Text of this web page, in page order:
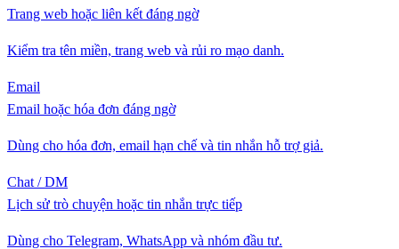
Trang web hoặc liên kết đáng ngờ
Kiểm tra tên miền, trang web và rủi ro mạo danh.
Email
Email hoặc hóa đơn đáng ngờ
Dùng cho hóa đơn, email hạn chế và tin nhắn hỗ trợ giả.
Chat / DM
Lịch sử trò chuyện hoặc tin nhắn trực tiếp
Dùng cho Telegram, WhatsApp và nhóm đầu tư.